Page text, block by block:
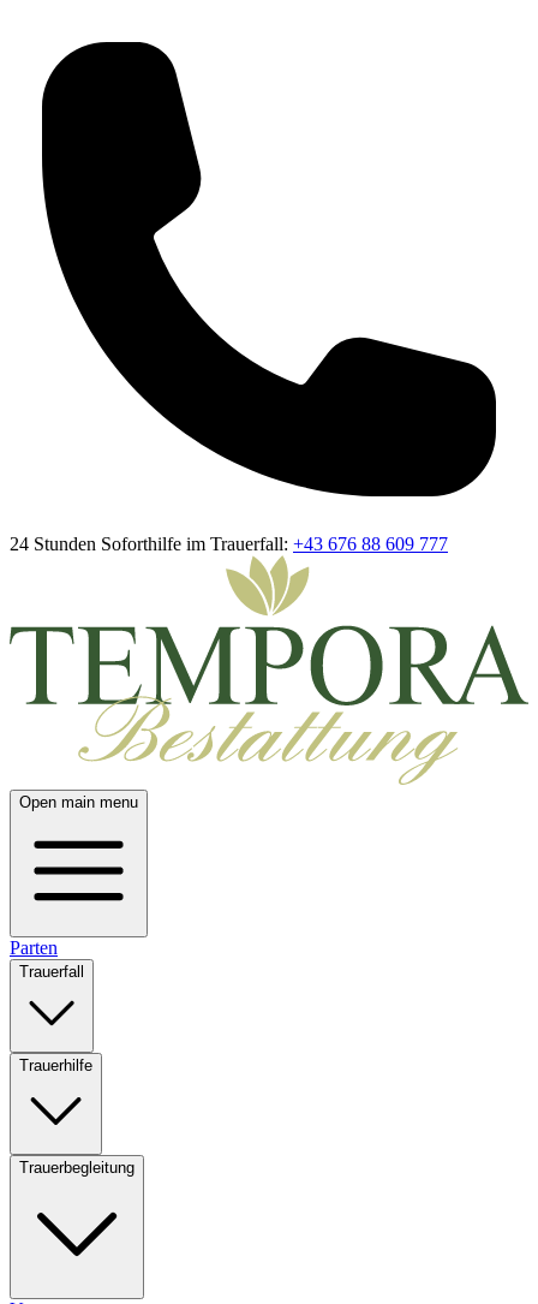
24 Stunden Soforthilfe im Trauerfall: +43 676 88 609 777
Open main menu
Parten
Trauerfall
Trauerhilfe
Trauerbegleitung